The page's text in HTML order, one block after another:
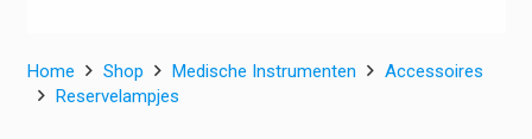
Home Shop Medische Instrumenten
Accessoires
Reservelampjes